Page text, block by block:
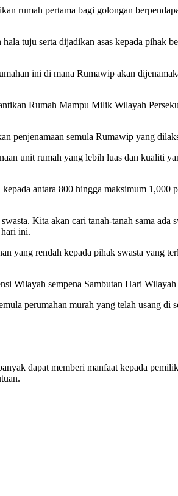
rumah pertama bagi golongan
tuju serta dijadikan asas kepada pihak
ini di mana Rumawip akan
Rumah Mampu Milik Wilayah
penjenamaan semula Rumawip yang
unit rumah yang lebih luas dan kualiti
antara 800 hingga maksimum
Kita akan cari tanah-tanah sama
ini.
yang rendah kepada pihak swasta yang
Wilayah sempena Sambutan Hari
perumahan murah yang telah usang
dapat memberi manfaat kepada